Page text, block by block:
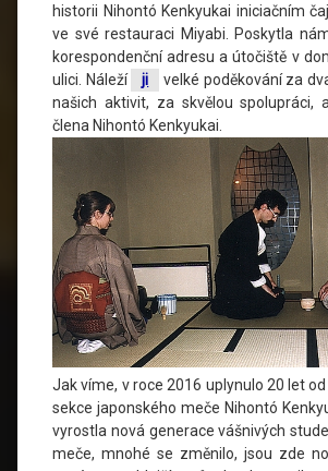
historii Nihontó Kenkyukai iniciačním
ve své restauraci Miyabi. Poskytla
korespondenční adresu a útočiště v
ulici. Náleží
ji
velké poděkování za
našich aktivit, za skvělou spolupráci,
člena Nihontó Kenkyukai.
Jak víme, v roce 2016 uplynulo 20 let
sekce japonského meče Nihontó
vyrostla nová generace vášnivých
meče, mnohé se změnilo, jsou zde